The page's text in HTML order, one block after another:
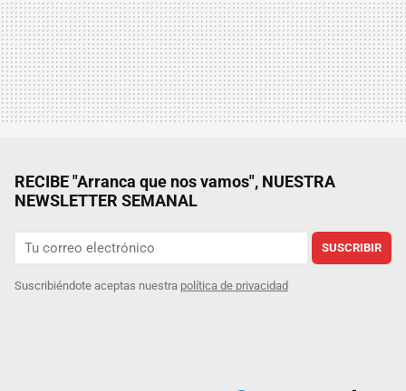
RECIBE "Arranca que nos vamos", NUESTRA
NEWSLETTER SEMANAL
SUSCRIBIR
Suscribiéndote aceptas nuestra política de privacidad